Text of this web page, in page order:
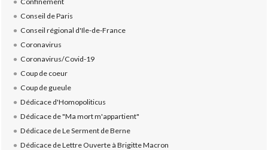
Conseil de Paris
Conseil régional d'Ile-de-France
Coronavirus
Coronavirus/Covid-19
Coup de coeur
Coup de gueule
Dédicace d'Homopoliticus
Dédicace de "Ma mort m'appartient"
Dédicace de Le Serment de Berne
Dédicace de Lettre Ouverte à Brigitte Macron